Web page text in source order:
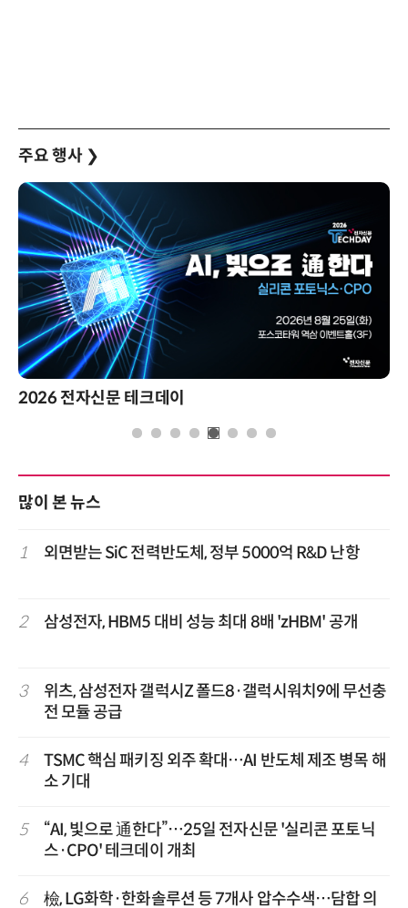
주요 행사 ❯
2026 전자신문 테크데이
많이 본 뉴스
1 외면받는 SiC 전력반도체, 정부 5000억 R&D 난항
2 삼성전자, HBM5 대비 성능 최대 8배 'zHBM' 공개
3
위츠, 삼성전자 갤럭시Z 폴드8·갤럭시워치9에 무선충
전 모듈 공급
4
TSMC 핵심 패키징 외주 확대…AI 반도체 제조 병목 해
소 기대
5
“AI, 빛으로 通한다”…25일 전자신문 '실리콘 포토닉
스·CPO' 테크데이 개최
6
檢, LG화학·한화솔루션 등 7개사 압수수색…담합 의